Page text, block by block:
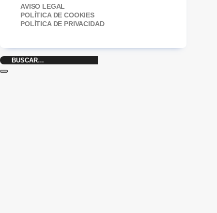
AVISO LEGAL
POLÍTICA DE COOKIES
POLÍTICA DE PRIVACIDAD
Buscar
por: